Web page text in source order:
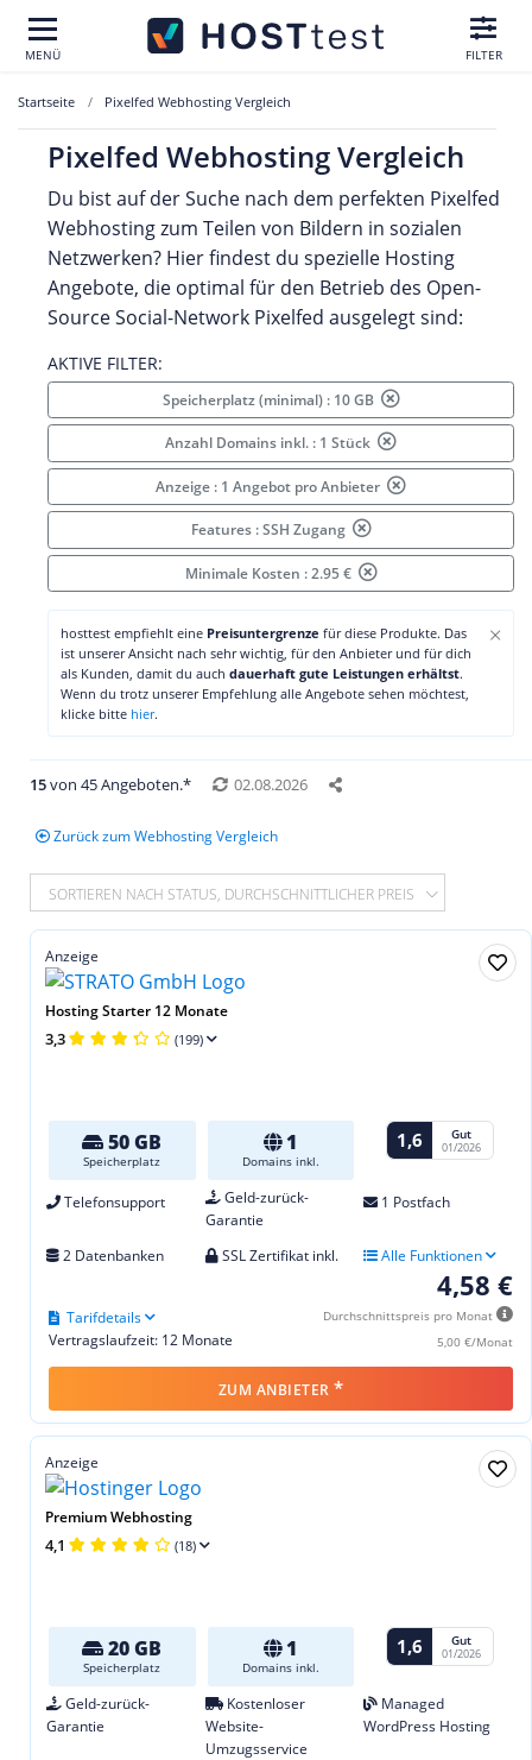
MENÜ FILTER
Startseite Pixelfed Webhosting Vergleich
Pixelfed Webhosting Vergleich
Du bist auf der Suche nach dem perfekten Pixelfed
Webhosting zum Teilen von Bildern in sozialen
Netzwerken? Hier findest du spezielle Hosting
Angebote, die optimal für den Betrieb des Open-
Source Social-Network Pixelfed ausgelegt sind:
AKTIVE FILTER:
Speicherplatz (minimal) : 10 GB
Anzahl Domains inkl. : 1 Stück
Anzeige : 1 Angebot pro Anbieter
Features : SSH Zugang
Minimale Kosten : 2.95 €
×
hosttest empfiehlt eine Preisuntergrenze für diese Produkte. Das
ist unserer Ansicht nach sehr wichtig, für den Anbieter und für dich
als Kunden, damit du auch dauerhaft gute Leistungen erhältst.
Wenn du trotz unserer Empfehlung alle Angebote sehen möchtest,
klicke bitte hier.
15von 45 Angeboten.* 02.08.2026
Zurück zum Webhosting Vergleich
SORTIEREN NACH STATUS, DURCHSCHNITTLICHER PREIS
Anzeige
Hosting Starter 12 Monate
3,3 (199)
50 GB
Speicherplatz
1
Domains inkl.
1,6 Gut
01/2026
Telefonsupport
Geld-zurück-
Garantie
1 Postfach
2 Datenbanken SSL Zertifikat inkl. Alle Funktionen
4,58 €
Durchschnittspreis pro Monat
5,00 €/Monat
Vertragslaufzeit: 12 Monate
Tarifdetails
ZUM ANBIETER *
Anzeige
Premium Webhosting
4,1 (18)
20 GB
Speicherplatz
1
Domains inkl.
1,6 Gut
01/2026
Geld-zurück-
Garantie
Kostenloser
Website-
Umzugsservice
Managed
WordPress Hosting